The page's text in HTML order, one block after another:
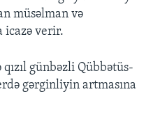
müsəlman və
icazə verir.
günbəzli Qübbətüs-
gərginliyin artmasına